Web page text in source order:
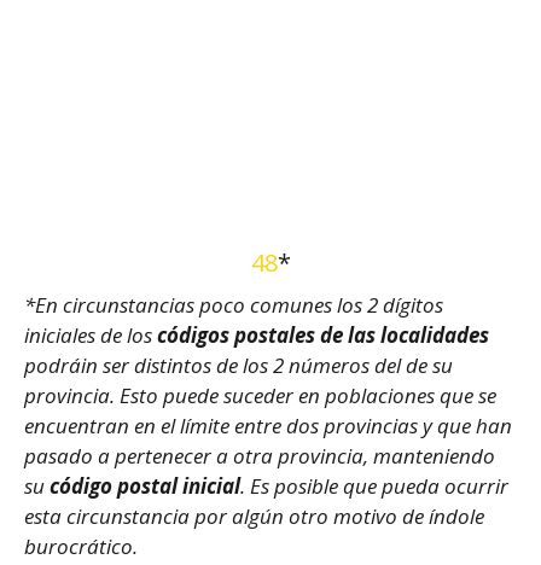
48*
*En circunstancias poco comunes los 2 dígitos
iniciales de loscódigos postales de las localidades
podráin ser distintos de los 2 números del de su
provincia. Esto puede suceder en poblaciones que se
encuentran en el límite entre dos provincias y que han
pasado a pertenecer a otra provincia, manteniendo
sucódigo postal inicial. Es posible que pueda ocurrir
esta circunstancia por algún otro motivo de índole
burocrático.